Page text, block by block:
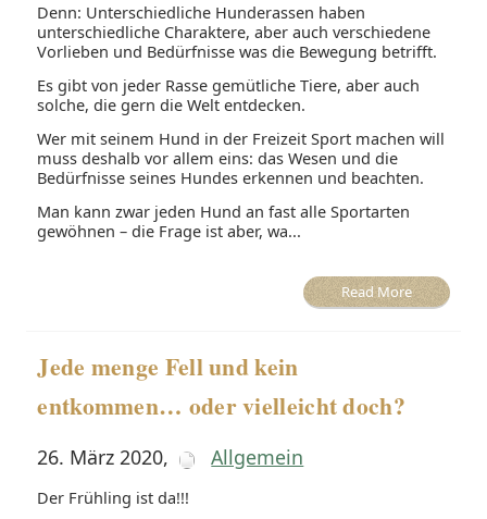
Denn: Unterschiedliche Hunderassen haben
unterschiedliche Charaktere, aber auch verschiedene
Vorlieben und Bedürfnisse was die Bewegung betrifft.
Es gibt von jeder Rasse gemütliche Tiere, aber auch
solche, die gern die Welt entdecken.
Wer mit seinem Hund in der Freizeit Sport machen will
muss deshalb vor allem eins: das Wesen und die
Bedürfnisse seines Hundes erkennen und beachten.
Man kann zwar jeden Hund an fast alle Sportarten
gewöhnen – die Frage ist aber, wa...
Read More
Jede menge Fell und kein
entkommen… oder vielleicht doch?
26. März 2020, Allgemein
Der Frühling ist da!!!